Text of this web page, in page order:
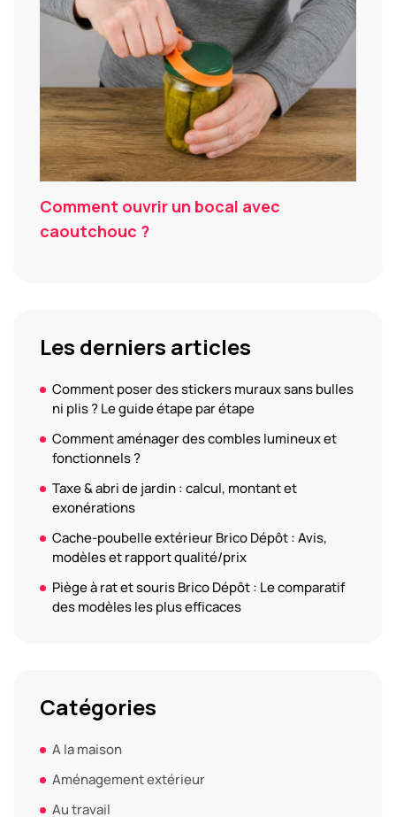
Comment ouvrir un bocal avec
caoutchouc ?
Les derniers articles
Comment poser des stickers muraux sans bulles
ni plis ? Le guide étape par étape
Comment aménager des combles lumineux et
fonctionnels ?
Taxe & abri de jardin : calcul, montant et
exonérations
Cache-poubelle extérieur Brico Dépôt : Avis,
modèles et rapport qualité/prix
Piège à rat et souris Brico Dépôt : Le comparatif
des modèles les plus efficaces
Catégories
A la maison
Aménagement extérieur
Au travail